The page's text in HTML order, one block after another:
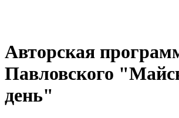
Авторская
Павловского
день"